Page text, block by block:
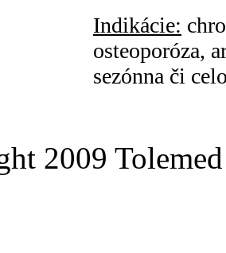
Indikácie:
osteoporóza,
sezónna či
2009